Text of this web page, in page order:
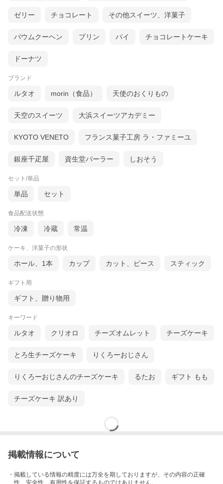
ゼリー チョコレート その他スイーツ、洋菓子
バウムクーヘン プリン パイ チョコレートケーキ
ドーナツ
ブランド
ルタオ morin（食品） 天使のおくりもの
天空のスイーツ 大浜スイーツアカデミー
KYOTO VENETO フランス菓子工房 ラ・ファミーユ
銀座千疋屋 資生堂パーラー しおそう
セット/単品
単品 セット
食品配送状態
冷凍 冷蔵 常温
ケーキ、洋菓子の形状
ホール、1本 カップ カット、ピース スティック
ギフト用
ギフト、贈り物用
キーワード
ルタオ クリオロ チーズオムレット チーズケーキ
とろ生チーズケーキ りくろーおじさん
りくろーおじさんのチーズケーキ るたお ギフト もも
チーズケーキ 訳あり
掲載情報について
・掲載している情報の精度には万全を期しておりますが、その内容の正確